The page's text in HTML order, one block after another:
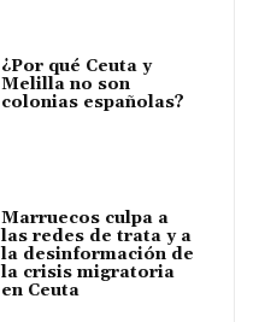
¿Por qué Ceuta y
Melilla no son
colonias españolas?
Marruecos culpa a
las redes de trata y a
la desinformación de
la crisis migratoria
en Ceuta